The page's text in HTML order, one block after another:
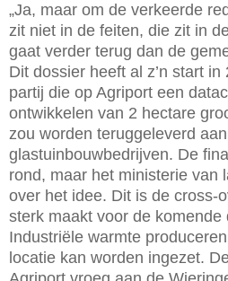
„Ja, maar om de verkeerde
zit niet in de feiten, die zit in
gaat verder terug dan de
Dit dossier heeft al z’n start
partij die op Agriport een
ontwikkelen van 2 hectare
zou worden teruggeleverd
glastuinbouwbedrijven. De
rond, maar het ministerie van
over het idee. Dit is de cross-
sterk maakt voor de komende
Industriële warmte
locatie kan worden ingezet.